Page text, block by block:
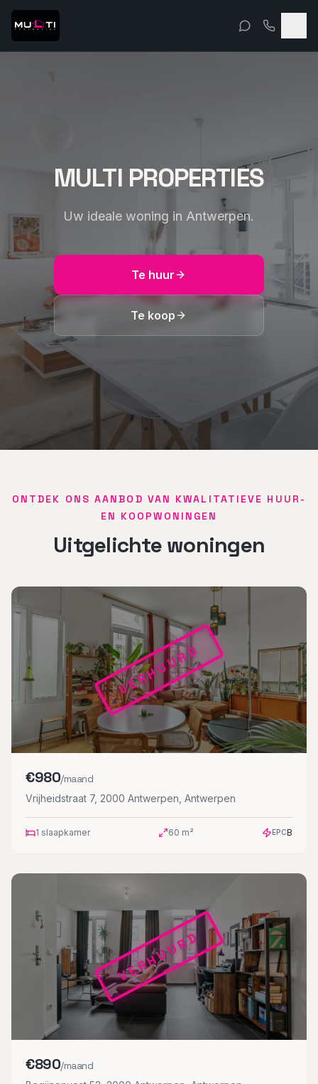
MULTI PROPERTIES
Uw ideale woning in Antwerpen.
Te huur
Te koop
ONTDEK ONS AANBOD VAN KWALITATIEVE HUUR-
EN KOOPWONINGEN
Uitgelichte woningen
VERHUURD
€980/maand
Vrijheidstraat 7, 2000 Antwerpen Antwerpen
1 slaapkamer 60 m² EPCB
VERHUURD
€890/maand